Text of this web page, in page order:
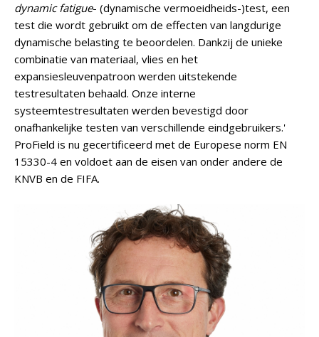
dynamic fatigue- (dynamische vermoeidheids-)test, een
test die wordt gebruikt om de effecten van langdurige
dynamische belasting te beoordelen. Dankzij de unieke
combinatie van materiaal, vlies en het
expansiesleuvenpatroon werden uitstekende
testresultaten behaald. Onze interne
systeemtestresultaten werden bevestigd door
onafhankelijke testen van verschillende eindgebruikers.'
ProField is nu gecertificeerd met de Europese norm EN
15330-4 en voldoet aan de eisen van onder andere de
KNVB en de FIFA.